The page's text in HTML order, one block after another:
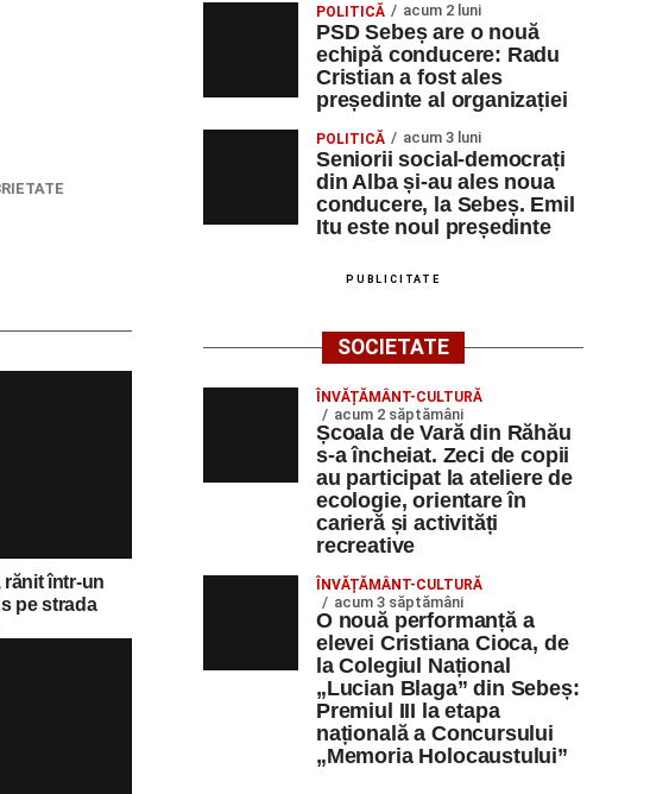
rănit într-un
pe strada
POLITICĂ acum 2 luni
PSD Sebeș are o nouă
echipă conducere: Radu
Cristian a fost ales
președinte al organizației
POLITICĂ acum 3 luni
Seniorii social-democrați
din Alba și-au ales noua
conducere, la Sebeș. Emil
Itu este noul președinte
PUBLICITATE
SOCIETATE
ÎNVĂȚĂMÂNT-CULTURĂ
acum 2 săptămâni
Școala de Vară din Răhău
s-a încheiat. Zeci de copii
au participat la ateliere de
ecologie, orientare în
carieră și activități
recreative
ÎNVĂȚĂMÂNT-CULTURĂ
acum 3 săptămâni
O nouă performanță a
elevei Cristiana Cioca, de
la Colegiul Național
„Lucian Blaga” din Sebeș:
Premiul III la etapa
națională a Concursului
„Memoria Holocaustului”